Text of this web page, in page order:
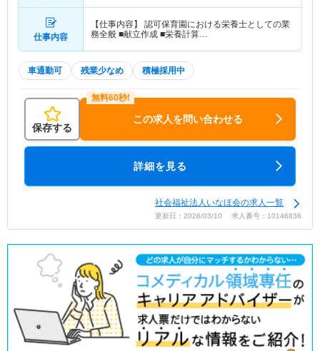
仕事内容
【仕事内容】 認可保育園における栄養士としての業
務全般 ■献立作成 ■栄養計算…
車通勤可 残業少なめ 積極採用中
保存する
この求人を問い合わせる
詳細を見る
社会福祉法人いなほ会の求人一覧
更新日：2026/03/10 求人番号：10146836